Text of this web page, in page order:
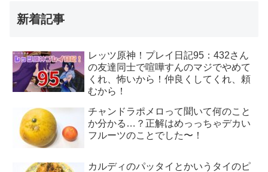
新着記事
レッツ原神！プレイ日記95：432さん
の友達同士で喧嘩すんのマジでやめて
くれ、怖いから！仲良くしてくれ、頼
むから！
チャンドラポメロって聞いて何のこと
か分かる…？正解はめっっちゃデカい
フルーツのことでした〜！
カルディのパッタイとかいうタイのピ